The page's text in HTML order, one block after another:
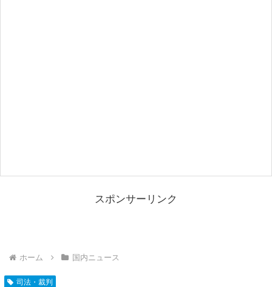
スポンサーリンク
ホーム 国内ニュース
司法・裁判